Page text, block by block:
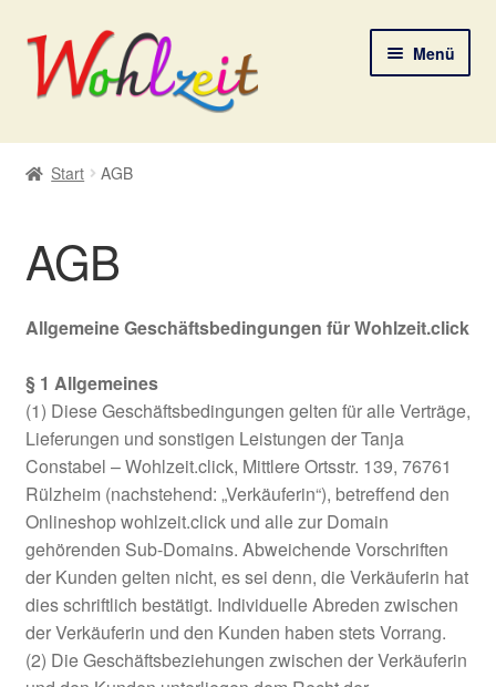
Zur
Navigation
springen
Zum
Inhalt
springen
Menü
Start
Datenschutzerklärung
Deine Auswahl
Digitale Lebenspostkarten
FAQ
Gutscheine und Aktionen
Impressum
Kasse
Mein Konto
Start AGB
AGB
Allgemeine Geschäftsbedingungen für Wohlzeit.click
§ 1 Allgemeines
(1) Diese Geschäftsbedingungen gelten für alle Verträge,
Lieferungen und sonstigen Leistungen der Tanja
Constabel – Wohlzeit.click, Mittlere Ortsstr. 139, 76761
Rülzheim (nachstehend: „Verkäuferin“), betreffend den
Onlineshop wohlzeit.click und alle zur Domain
gehörenden Sub-Domains. Abweichende Vorschriften
der Kunden gelten nicht, es sei denn, die Verkäuferin hat
dies schriftlich bestätigt. Individuelle Abreden zwischen
der Verkäuferin und den Kunden haben stets Vorrang.
(2) Die Geschäftsbeziehungen zwischen der Verkäuferin